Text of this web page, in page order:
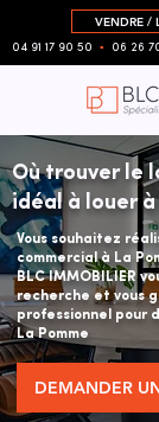
VENDRE /
04 91 17 90 50 ▪︎ 06 26
Où trouver le
idéal à louer à
Vous souhaitez
commercial à La
BLC IMMOBILIER
recherche et vous
professionnel pour
La Pomme
DEMANDER